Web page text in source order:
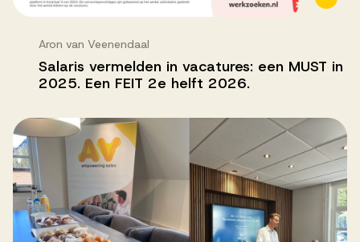
Aron van Veenendaal
Salaris vermelden in vacatures: een MUST in
2025. Een FEIT 2e helft 2026.